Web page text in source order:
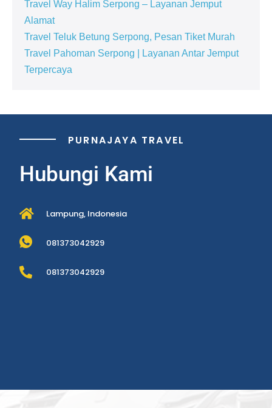
Travel Way Halim Serpong – Layanan Jemput
Alamat
Travel Teluk Betung Serpong, Pesan Tiket Murah
Travel Pahoman Serpong | Layanan Antar Jemput
Terpercaya
PURNAJAYA TRAVEL
Hubungi Kami
Lampung, Indonesia
081373042929
081373042929